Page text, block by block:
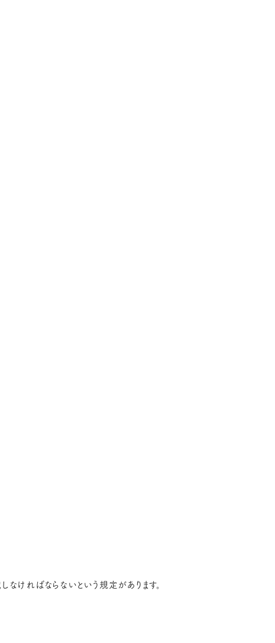
ければならないという規定があります。